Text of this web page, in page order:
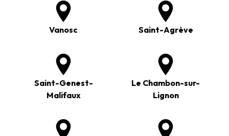
Vanosc Saint-Agrève
Saint-Genest-
Malifaux
Le Chambon-sur-
Lignon